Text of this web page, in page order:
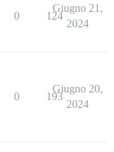
0 124
Giugno 21,
2024
0 193
Giugno 20,
2024